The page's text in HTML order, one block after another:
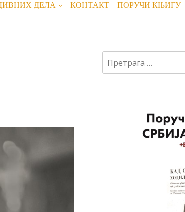
ДЕЛА КОНТАКТ ПОРУЧИ КЊИГУ
за: